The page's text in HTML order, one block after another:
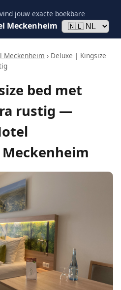
jouw exacte boekbare
Meckenheim
Meckenheim › Deluxe | Kingsize
bed met
rustig —